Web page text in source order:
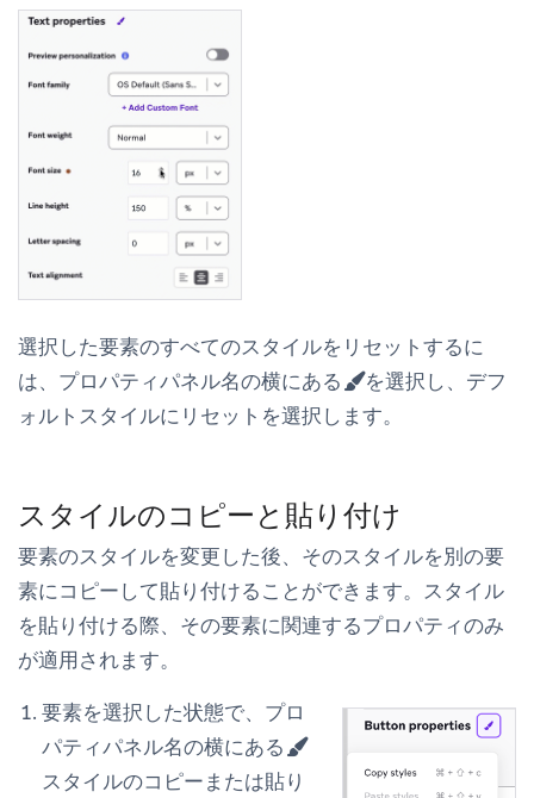
選択した要素のすべてのスタイルをリセットするに
は、プロパティパネル名の横にある
を選択し、 デフ
ォルトスタイルにリセット を選択します。
スタイルのコピーと貼り付け
要素のスタイルを変更した後、そのスタイルを別の要
素にコピーして貼り付けることができます。スタイル
を貼り付ける際、その要素に関連するプロパティのみ
が適用されます。
要素を選択した状態で、プロ
パティパネル名の横にある
スタイルのコピーまたは貼り